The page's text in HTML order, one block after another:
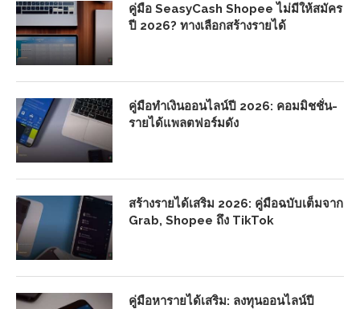
คู่มือ SeasyCash Shopee ไม่มีให้สมัคร
ปี 2026? ทางเลือกสร้างรายได้
คู่มือทำเงินออนไลน์ปี 2026: คอมมิชชั่น-
รายได้แพลตฟอร์มดัง
สร้างรายได้เสริม 2026: คู่มือฉบับเต็มจาก
Grab, Shopee ถึง TikTok
คู่มือหารายได้เสริม: ลงทุนออนไลน์ปี